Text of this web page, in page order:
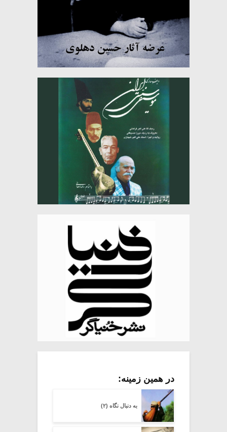
در همین زمینه:
به دنبال نگاه (۲)